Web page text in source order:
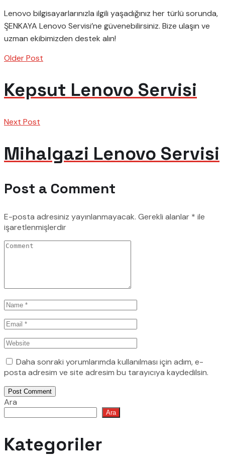
Lenovo bilgisayarlarınızla ilgili yaşadığınız her türlü sorunda,
ŞENKAYA Lenovo Servisi’ne güvenebilirsiniz. Bize ulaşın ve
uzman ekibimizden destek alın!
Older Post
Kepsut Lenovo Servisi
Next Post
Mihalgazi Lenovo Servisi
Post a Comment
E-posta adresiniz yayınlanmayacak. Gerekli alanlar * ile
işaretlenmişlerdir
Daha sonraki yorumlarımda kullanılması için adım, e-
posta adresim ve site adresim bu tarayıcıya kaydedilsin.
Post Comment
Ara
Ara
Kategoriler